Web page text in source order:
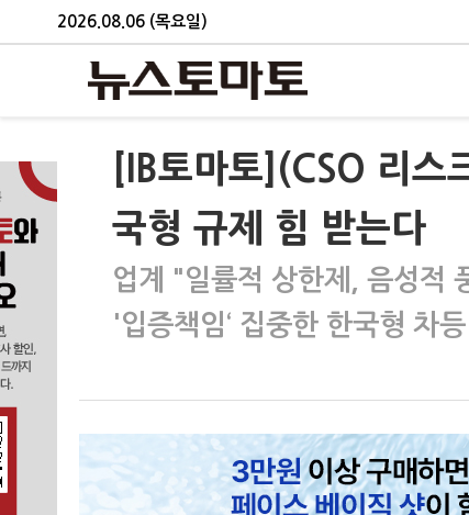
2026.08.06 (목요일)
[IB토마토](CSO 리
국형 규제 힘 받는다
업계 "일률적 상한제, 음성적
'입증책임‘ 집중한 한국형 차